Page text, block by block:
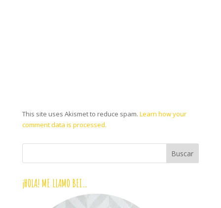
This site uses Akismet to reduce spam. Learn how your
comment data is processed.
¡HOLA! ME LLAMO BEI…